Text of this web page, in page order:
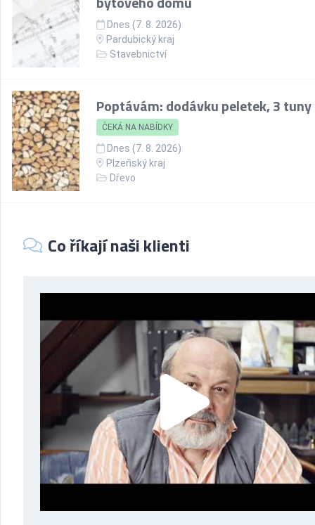
Dnes (7. 8. 2026)
Pardubický kraj
Stavebnictví
Poptávám: dodávku peletek, 3 tuny
ČEKÁ NA NABÍDKY
Dnes (7. 8. 2026)
Plzeňský kraj
Dřevo
Co říkají naši klienti